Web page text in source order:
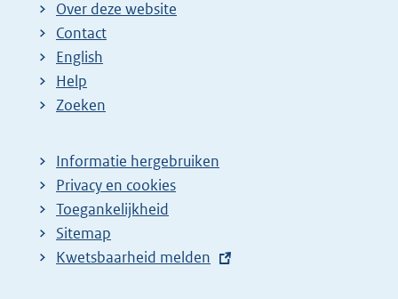
Over deze website
Contact
English
Help
Zoeken
Informatie hergebruiken
Privacy en cookies
Toegankelijkheid
Sitemap
E
Kwetsbaarheid melden